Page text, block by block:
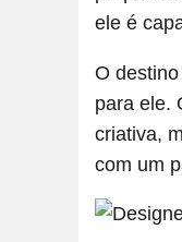
ele é
O
para ele.
criativa,
com um